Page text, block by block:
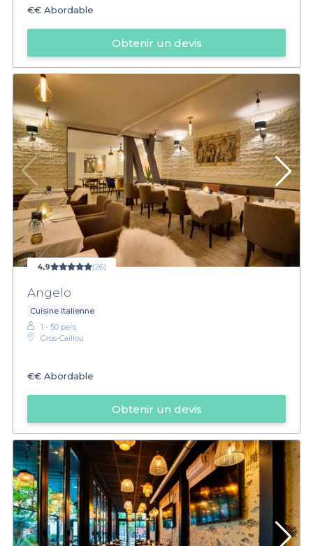
€€ Abordable
Obtenir un devis
4,9 (26)
Angelo
Cuisine italienne
1 - 50 pers.
Gros-Caillou
€€ Abordable
Obtenir un devis